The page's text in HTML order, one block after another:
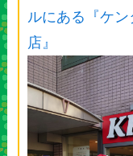
ルにある『ケ
店』